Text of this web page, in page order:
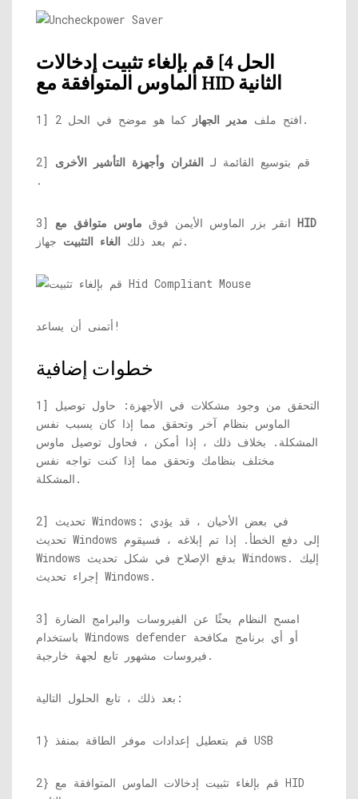
الحل 4] قم بإلغاء تثبيت إدخالات
الماوس المتوافقة مع HID الثانية
1] افتح ملف مدير الجهاز كما هو موضح في الحل 2.
2] قم بتوسيع القائمة لـ الفئران وأجهزة التأشير الأخرى
.
3] انقر بزر الماوس الأيمن فوق ماوس متوافق مع HID
ثم بعد ذلك الغاء التثبيت جهاز.
أتمنى أن يساعد!
خطوات إضافية
1] التحقق من وجود مشكلات في الأجهزة: حاول توصيل
الماوس بنظام آخر وتحقق مما إذا كان يسبب نفس
المشكلة. بخلاف ذلك ، إذا أمكن ، فحاول توصيل ماوس
مختلف بنظامك وتحقق مما إذا كنت تواجه نفس
المشكلة.
2] تحديث Windows: في بعض الأحيان ، قد يؤدي
تحديث Windows إلى دفع الخطأ. إذا تم إبلاغه ، فسيقوم
Windows بدفع الإصلاح في شكل تحديث Windows. إليك
إجراء تحديث Windows.
3] امسح النظام بحثًا عن الفيروسات والبرامج الضارة
باستخدام Windows defender أو أي برنامج مكافحة
فيروسات مشهور تابع لجهة خارجية.
بعد ذلك ، تابع الحلول التالية:
1} قم بتعطيل إعدادات موفر الطاقة بمنفذ USB
2} قم بإلغاء تثبيت إدخالات الماوس المتوافقة مع HID